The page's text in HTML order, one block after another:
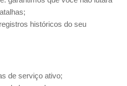
históricos do seu
de serviço ativo;